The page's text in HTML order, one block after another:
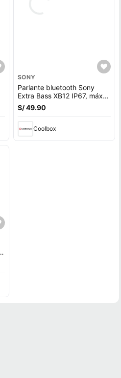
SONY
Parlante bluetooth Sony
Extra Bass XB12 IP67, máx.
16 horas, azul
S/ 49.90
Coolbox